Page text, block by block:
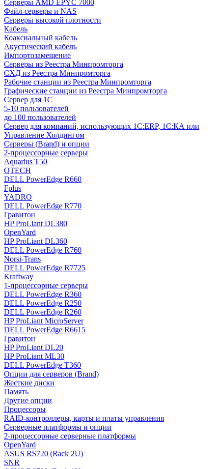
Серверы AMD EPYC 7000
Файл-серверы и NAS
Серверы высокой плотности
Кабель
Коаксиальный кабель
Акустический кабель
Импортозамещение
Серверы из Реестра Минпромторга
СХД из Реестра Минпромторга
Рабочие станции из Реестра Минпромторга
Графические станции из Реестра Минпромторга
Сервер для 1С
5-10 пользователей
до 100 пользователей
Сервер для компаний, использующих 1C:ERP, 1С:КА или
Управление Холдингом
Серверы (Brand) и опции
2-процессорные серверы
Aquarius T50
QTECH
DELL PowerEdge R660
Fplus
YADRO
DELL PowerEdge R770
Гравитон
HP ProLiant DL380
OpenYard
HP ProLiant DL360
DELL PowerEdge R760
Norsi-Trans
DELL PowerEdge R7725
Kraftway
1-процессорные серверы
DELL PowerEdge R360
DELL PowerEdge R250
DELL PowerEdge R260
HP ProLiant MicroServer
DELL PowerEdge R6615
Гравитон
HP ProLiant DL20
HP ProLiant ML30
DELL PowerEdge T360
Опции для серверов (Brand)
Жесткие диски
Память
Другие опции
Процессоры
RAID-контроллеры, карты и платы управления
Серверные платформы и опции
2-процессорные серверные платформы
OpenYard
ASUS RS720 (Rack 2U)
SNR